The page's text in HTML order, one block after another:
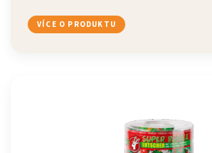
VÍCE O PRODUKTU